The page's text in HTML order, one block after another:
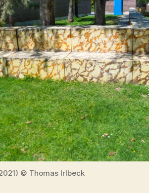
© Thomas Irlbeck